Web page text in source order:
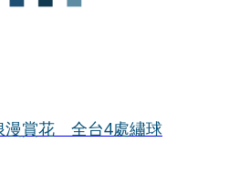
漫賞花 全台4處繡球